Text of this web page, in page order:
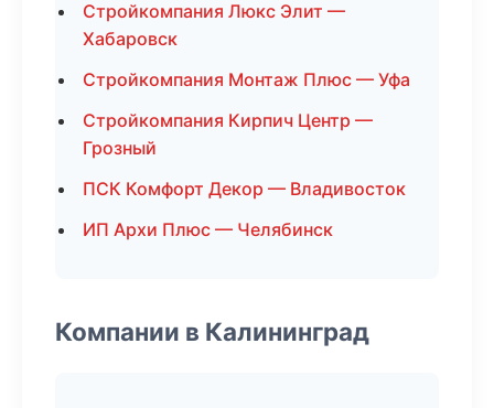
Стройкомпания Люкс Элит —
Хабаровск
Стройкомпания Монтаж Плюс — Уфа
Стройкомпания Кирпич Центр —
Грозный
ПСК Комфорт Декор — Владивосток
ИП Архи Плюс — Челябинск
Компании в Калининград